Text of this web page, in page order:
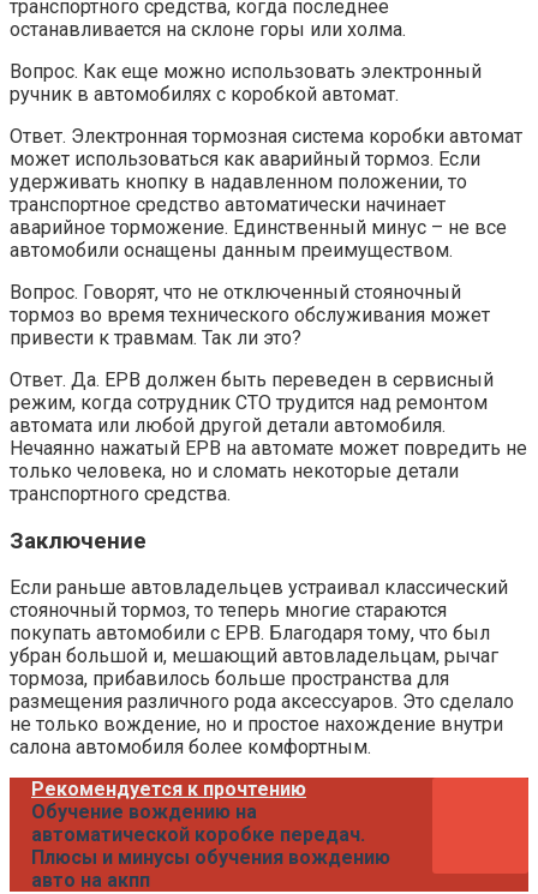
транспортного средства, когда последнее
останавливается на склоне горы или холма.
Вопрос. Как еще можно использовать электронный
ручник в автомобилях с коробкой автомат.
Ответ. Электронная тормозная система коробки автомат
может использоваться как аварийный тормоз. Если
удерживать кнопку в надавленном положении, то
транспортное средство автоматически начинает
аварийное торможение. Единственный минус – не все
автомобили оснащены данным преимуществом.
Вопрос. Говорят, что не отключенный стояночный
тормоз во время технического обслуживания может
привести к травмам. Так ли это?
Ответ. Да. EPB должен быть переведен в сервисный
режим, когда сотрудник СТО трудится над ремонтом
автомата или любой другой детали автомобиля.
Нечаянно нажатый EPB на автомате может повредить не
только человека, но и сломать некоторые детали
транспортного средства.
Заключение
Если раньше автовладельцев устраивал классический
стояночный тормоз, то теперь многие стараются
покупать автомобили с EPB. Благодаря тому, что был
убран большой и, мешающий автовладельцам, рычаг
тормоза, прибавилось больше пространства для
размещения различного рода аксессуаров. Это сделало
не только вождение, но и простое нахождение внутри
салона автомобиля более комфортным.
Рекомендуется к прочтению
Обучение вождению на
автоматической коробке передач.
Плюсы и минусы обучения вождению
авто на акпп